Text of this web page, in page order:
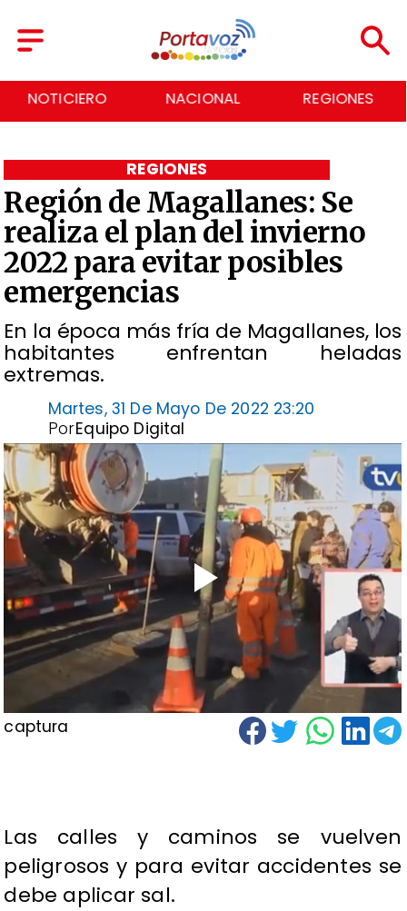
NOTICIERO NACIONAL REGIONES
Región de Magallanes: Se
realiza el plan del invierno
2022 para evitar posibles
emergencias
En la época más fría de Magallanes, los
habitantes enfrentan heladas
extremas.
REGIONES
Martes, 31 De Mayo De 2022 23:20
Equipo Digital
Por
captura
Las calles y caminos se vuelven
peligrosos y para evitar accidentes se
debe aplicar sal.